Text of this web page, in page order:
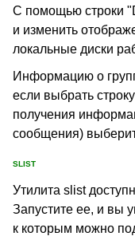
С помощью строки
и изменить
локальные диски
Информацию о
если выбрать
получения
сообщения)
SLIST
Утилита slist
Запустите ее, и вы
к которым можно